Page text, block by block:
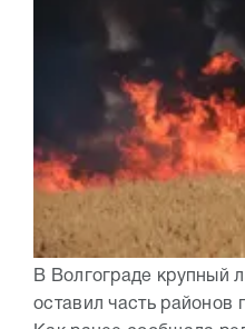
В Волгограде крупный
оставил часть районов